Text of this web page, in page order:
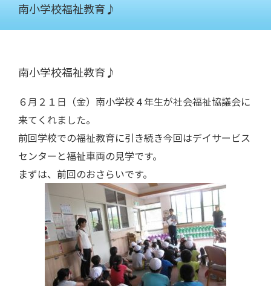
南小学校福祉教育♪
南小学校福祉教育♪
６月２１日（金）南小学校４年生が社会福祉協議会に
来てくれました。
前回学校での福祉教育に引き続き今回はデイサービス
センターと福祉車両の見学です。
まずは、前回のおさらいです。